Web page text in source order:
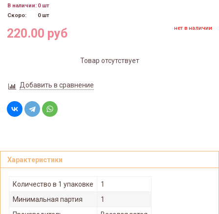
В наличии: 0 шт
Скоро:
0 шт
220.00 руб нет в наличии
Товар отсутствует
Добавить в сравнение
Характеристики
Количество в 1 упаковке
1
Минимальная партия
1